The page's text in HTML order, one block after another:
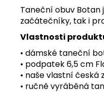
Taneční obuv Botan
začátečníky, tak i
Vlastnosti
• dámské taneční
• podpatek 6,5 cm
• naše vlastní česká
• ručně vyráběná